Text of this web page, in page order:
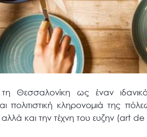
τη Θεσσαλονίκη ως έναν
πολιτιστική κληρονομιά της
και την τέχνη του ευζην (art